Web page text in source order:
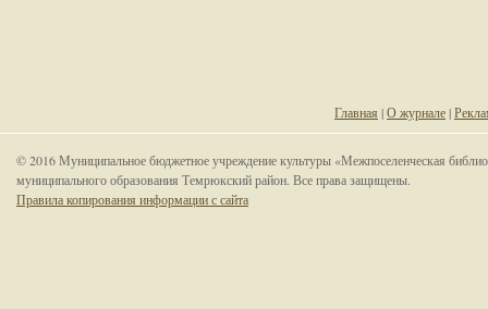
Главная |О журнале|
© 2016 Муниципальное бюджетное учреждение культуры «Межпоселенческая
муниципального образования Темрюкский район. Все права защищены.
Правила копирования информации с сайта